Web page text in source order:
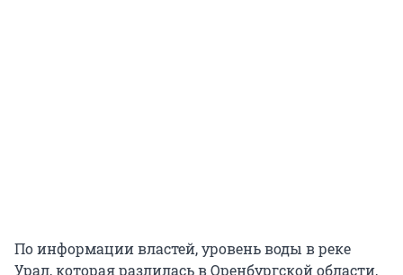
По информации властей, уровень воды в реке
Урал, которая разлилась в Оренбургской области,